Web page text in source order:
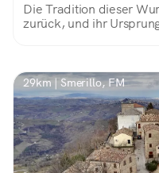
Die Tradition dieser
zurück, und ihr
29km | Smerillo, FM